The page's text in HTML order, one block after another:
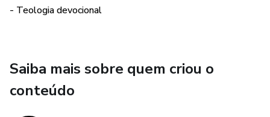
tem limites?
histórias comuns e texto leve, que Deus não desiste de
um homem com um chamado. Ele é capaz de fazer
qualquer coisa, respeitando o livre arbítrio humano, sem
- Teologia devocional
Saiba mais sobre quem criou o
conteúdo